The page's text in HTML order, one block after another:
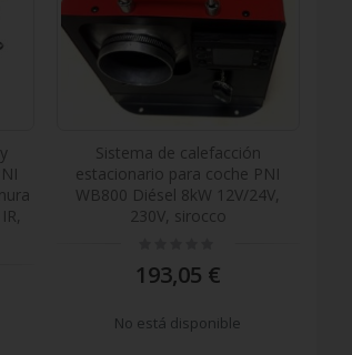
Sistema de calefacción
estacionario para coche PNI
WB800 Diésel 8kW 12V/24V,
230V, sirocco
193,05 €
No está disponible